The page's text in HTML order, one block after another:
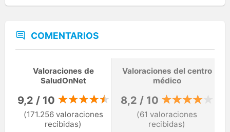
COMENTARIOS
Valoraciones de
SaludOnNet
9,2 / 10
(171.256 valoraciones
recibidas)
Valoraciones del centro
médico
8,2 / 10
(61 valoraciones
recibidas)